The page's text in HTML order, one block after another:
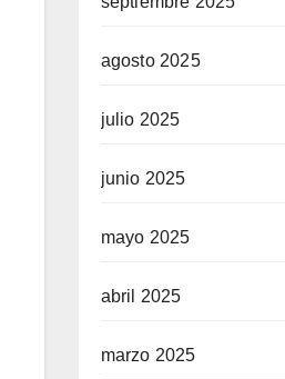
agosto 2025
julio 2025
junio 2025
mayo 2025
abril 2025
marzo 2025